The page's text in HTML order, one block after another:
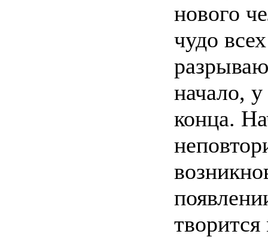
нового
чудо
начало,
конца.